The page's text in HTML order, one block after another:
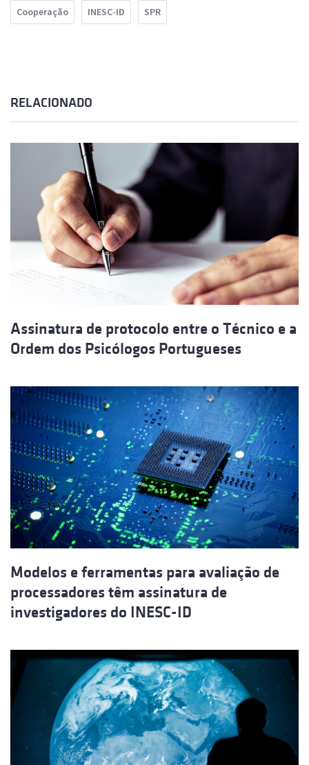
Cooperação INESC-ID SPR
RELACIONADO
Assinatura de protocolo entre o Técnico e a
Ordem dos Psicólogos Portugueses
Modelos e ferramentas para avaliação de
processadores têm assinatura de
investigadores do INESC-ID